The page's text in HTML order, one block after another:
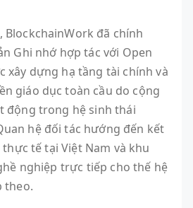
BlockchainWork đã chính
Ghi nhớ hợp tác với Open
xây dựng hạ tầng tài chính và
giáo dục toàn cầu do cộng
động trong hệ sinh thái
hệ đối tác hướng đến kết
tế tại Việt Nam và khu
nghiệp trực tiếp cho thế hệ
theo.